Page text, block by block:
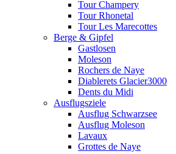
Tour Champery
Tour Rhonetal
Tour Les Marecottes
Berge & Gipfel
Gastlosen
Moleson
Rochers de Naye
Diablerets Glacier3000
Dents du Midi
Ausflugsziele
Ausflug Schwarzsee
Ausflug Moleson
Lavaux
Grottes de Naye